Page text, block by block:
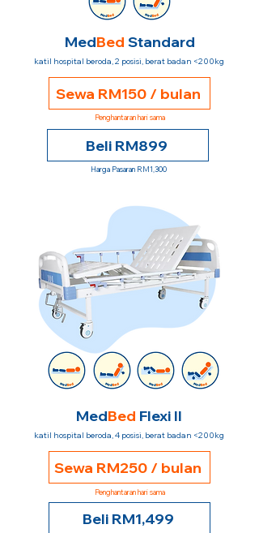
MedBed Standard
katil hospital beroda, 2 posisi, berat badan <200kg
Sewa RM150 / bulan
Penghantaran hari sama
Beli RM899
Harga Pasaran RM1,300
MedBed Flexi II
katil hospital beroda, 4 posisi, berat badan <200kg
Sewa RM250 / bulan
Penghantaran hari sama
Beli RM1,499